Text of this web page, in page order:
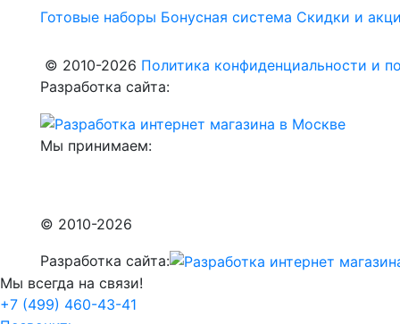
Готовые наборы Бонусная система Скидки и
© 2010-2026 Политика конфиденциальности и
Разработка сайта:
Мы принимаем:
© 2010-2026
Разработка сайта:
Мы всегда на связи!
+7 (499) 460-43-41